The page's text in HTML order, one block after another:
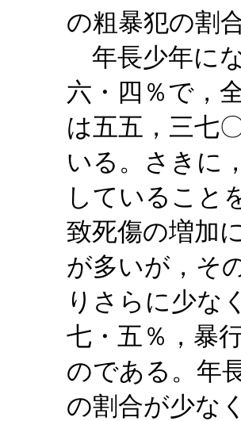
の粗暴犯の割
年長少年に
六・四％で，
は五五，三七
いる。さきに
していること
致死傷の増加
が多いが，そ
りさらに少な
七・五％，暴
のである。年
の割合が少な